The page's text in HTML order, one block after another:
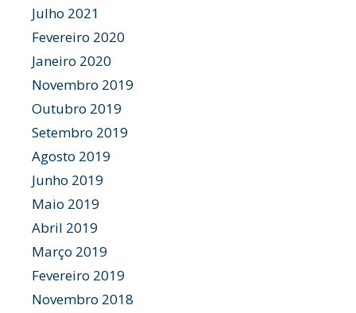
Julho 2021
Fevereiro 2020
Janeiro 2020
Novembro 2019
Outubro 2019
Setembro 2019
Agosto 2019
Junho 2019
Maio 2019
Abril 2019
Março 2019
Fevereiro 2019
Novembro 2018